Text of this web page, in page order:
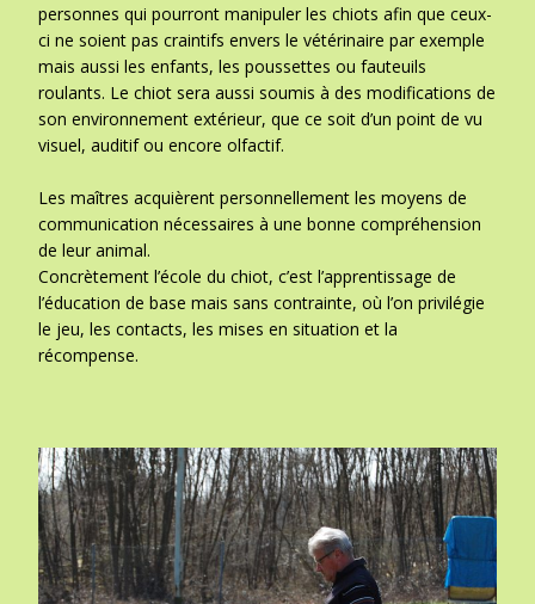
personnes qui pourront manipuler les chiots afin que ceux-
ci ne soient pas craintifs envers le vétérinaire par exemple
mais aussi les enfants, les poussettes ou fauteuils
roulants. Le chiot sera aussi soumis à des modifications de
son environnement extérieur, que ce soit d’un point de vu
visuel, auditif ou encore olfactif.
Les maîtres acquièrent personnellement les moyens de
communication nécessaires à une bonne compréhension
de leur animal.
Concrètement l’école du chiot, c’est l’apprentissage de
l’éducation de base mais sans contrainte, où l’on privilégie
le jeu, les contacts, les mises en situation et la
récompense.